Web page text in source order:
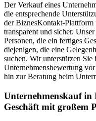
Der Verkauf eines
die entsprechende
der BiznesKontakt-Plattform
transparent und sicher.
Personen, die ein fertiges
diejenigen, die eine
suchen. Wir unterstützen
Unternehmensbewertung
hin zur Beratung beim
Unternehmenskauf in
Geschäft mit großem